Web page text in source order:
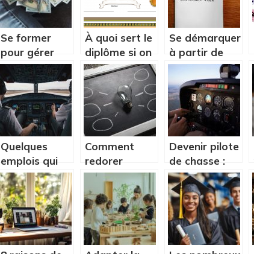
Se former
pour gérer
son compte à
la maison
À quoi sert le
diplôme si on
peut trouver
de l’argent
facilement ?
Se démarquer
à partir de
son CV
Quelques
emplois qui
vous
permettent
de voyager
Comment
redorer
l’image de
votre
entreprise
simplement?
Devenir pilote
de chasse :
comment
faire et quelle
formation
suivre ?